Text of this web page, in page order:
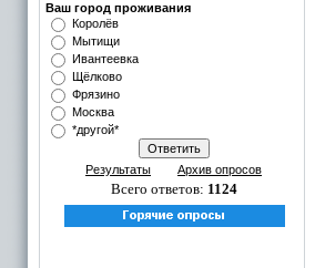
Ваш город проживания
Королёв
Мытищи
Ивантеевка
Щёлково
Фрязино
Москва
*другой*
Результаты Архив опросов
Всего ответов: 1124